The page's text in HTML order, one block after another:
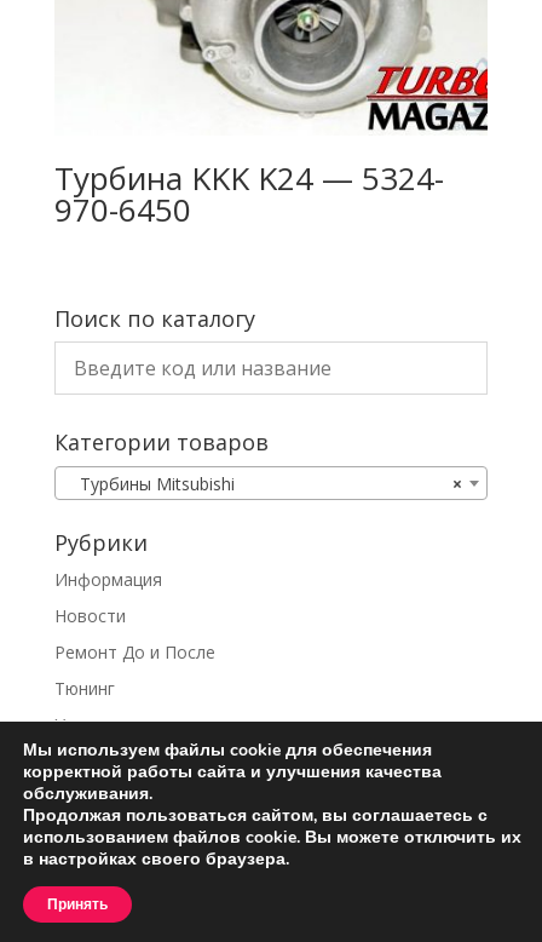
Турбина KKK K24 — 5324-
970-6450
Поиск по каталогу
Категории товаров
×
Турбины Mitsubishi
Рубрики
Информация
Новости
Ремонт До и После
Тюнинг
Услуги
Ремонт турбин
Контакты
Пользовательское соглашение
Мы используем файлы cookie для обеспечения
корректной работы сайта и улучшения качества
обслуживания.
Продолжая пользоваться сайтом, вы соглашаетесь с
использованием файлов cookie. Вы можете отключить их
в настройках своего браузера.
Принять